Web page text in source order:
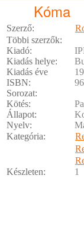
Kóma
Szerző:
Többi szerzők:
Kiadó:
Kiadás helye:
Kiadás éve
ISBN:
Sorozat:
Kötés:
Állapot:
Nyelv:
Kategória:
Készleten:
1